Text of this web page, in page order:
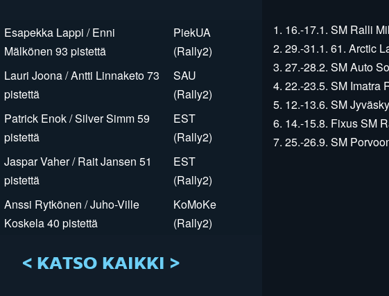
Esapekka Lappi / Enni
Mälkönen 93 pistettä
PiekUA
(Rally2)
Lauri Joona / Antti Linnaketo 73
pistettä
SAU
(Rally2)
Patrick Enok / Silver Simm 59
pistettä
EST
(Rally2)
Jaspar Vaher / Rait Jansen 51
pistettä
EST
(Rally2)
Anssi Rytkönen / Juho-Ville
Koskela 40 pistettä
KoMoKe
(Rally2)
< KATSO KAIKKI >
1. 16.-17.1. SM Ralli
2. 29.-31.1. 61. Arctic
3. 27.-28.2. SM Auto
4. 22.-23.5. SM Imatra
5. 12.-13.6. SM
6. 14.-15.8. Fixus SM
7. 25.-26.9. SM